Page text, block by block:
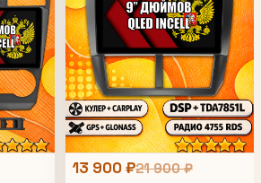
13 900 ₽21 900 ₽